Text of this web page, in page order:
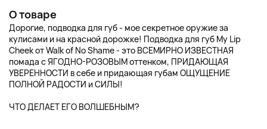
О товаре
Дорогие, подводка для губ - мое секретное оружие за
кулисами и на красной дорожке! Подводка для губ My Lip
Cheek от Walk of No Shame - это ВСЕМИРНО ИЗВЕСТНАЯ
помада с ЯГОДНО-РОЗОВЫМ оттенком, ПРИДАЮЩАЯ
УВЕРЕННОСТИ в себе и придающая губам ОЩУЩЕНИЕ
ПОЛНОЙ РАДОСТИ и СИЛЫ!
ЧТО ДЕЛАЕТ ЕГО ВОЛШЕБНЫМ?